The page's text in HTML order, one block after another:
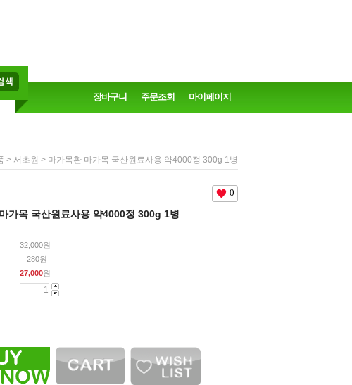
장바구니 주문조회 마이페이지
> 서초원 > 마가목환 마가목 국산원료사용 약4000정 300g 1병
0
가목 국산원료사용 약4000정 300g 1병
32,000원
280원
27,000원